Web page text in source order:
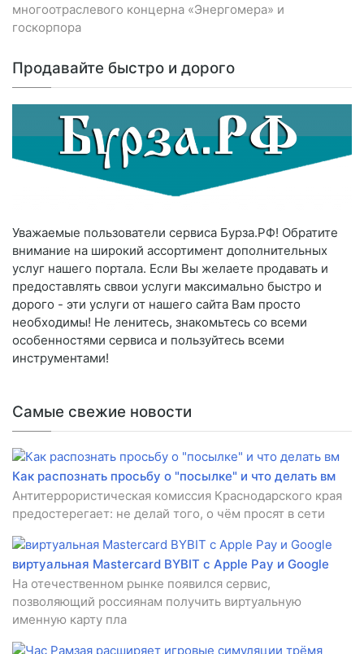
многоотраслевого концерна «Энергомера» и
госкорпора
Продавайте быстро и дорого
Уважаемые пользователи сервиса Бурза.РФ! Обратите
внимание на широкий ассортимент дополнительных
услуг нашего портала. Если Вы желаете продавать и
предоставлять сввои услуги максимально быстро и
дорого - эти услуги от нашего сайта Вам просто
необходимы! Не ленитесь, знакомьтесь со всеми
особенностями сервиса и пользуйтесь всеми
инструментами!
Самые свежие новости
Как распознать просьбу о "посылке" и что делать вм
Антитеррористическая комиссия Краснодарского края
предостерегает: не делай того, о чём просят в сети
виртуальная Mastercard BYBIT с Apple Pay и Google
На отечественном рынке появился сервис,
позволяющий россиянам получить виртуальную
именную карту пла